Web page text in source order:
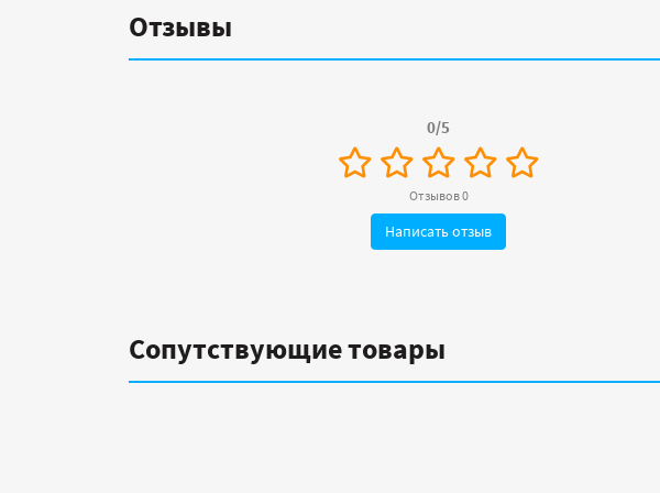
Отзывы
0/5
Отзывов 0
Написать отзыв
Сопутствующие товары